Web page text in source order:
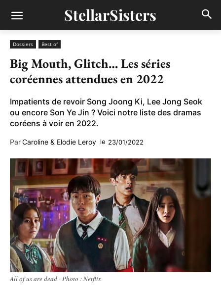
StellarSisters
Dossiers Best of
Big Mouth, Glitch… Les séries
coréennes attendues en 2022
Impatients de revoir Song Joong Ki, Lee Jong Seok
ou encore Son Ye Jin ? Voici notre liste des dramas
coréens à voir en 2022.
ParCaroline & Elodie Leroy le 23/01/2022
All of us are dead - Photo : Netflix